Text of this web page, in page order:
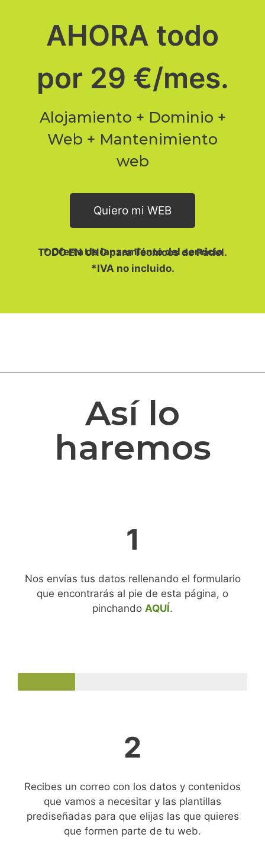
AHORA todo
por 29 €/mes.
Alojamiento + Dominio +
Web + Mantenimiento
web
Quiero mi WEB
* Oferta de lanzamiento del servicio TODO EN UNO para Técnicos de Pádel.
*IVA no incluido.
Así lo
haremos
1
Nos envías tus datos rellenando el formulario
que encontrarás al pie de esta página, o
pinchando AQUÍ.
2
Recibes un correo con los datos y contenidos
que vamos a necesitar y las plantillas
prediseñadas para que elijas las que quieres
que formen parte de tu web.